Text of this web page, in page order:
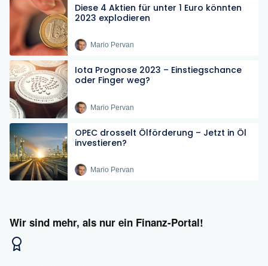
Diese 4 Aktien für unter 1 Euro könnten
2023 explodieren
Mario Pervan
Iota Prognose 2023 – Einstiegschance
oder Finger weg?
Mario Pervan
OPEC drosselt Ölförderung – Jetzt in Öl
investieren?
Mario Pervan
Wir sind mehr, als nur ein Finanz-Portal!